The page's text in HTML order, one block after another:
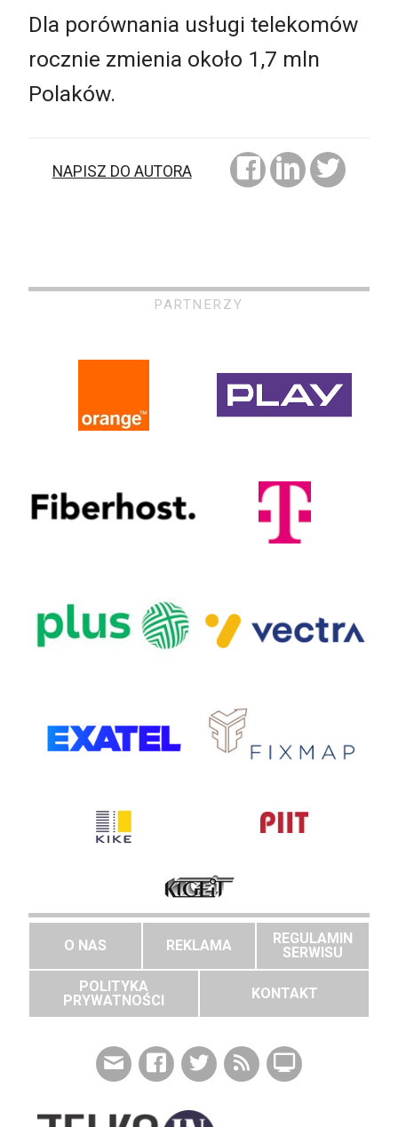
Dla porównania usługi telekomów
rocznie zmienia około 1,7 mln
Polaków.
NAPISZ DO AUTORA
PARTNERZY
O NAS REKLAMA
REGULAMIN
SERWISU
POLITYKA
PRYWATNOŚCI
KONTAKT